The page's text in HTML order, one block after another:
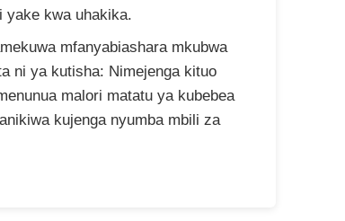
yake kwa uhakika.
mfanyabiashara mkubwa
ni ya kutisha: Nimejenga kituo
malori matatu ya kubebea
kujenga nyumba mbili za